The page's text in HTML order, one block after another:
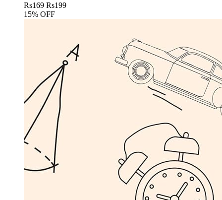
Rs169 Rs199
15% OFF